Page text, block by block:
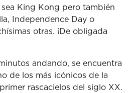
King Kong pero también
Independence Day o
otras. ¡De obligada
andando, se encuentra
de los más icónicos de la
rascacielos del siglo XX.